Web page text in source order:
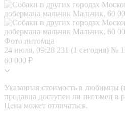
Фото питомца
24 июля, 09:28 231 (1 сегодня) №
60 000 ₽
Указанная стоимость в любимцы
продавца доступен ли питомец в
Цена может отличаться.